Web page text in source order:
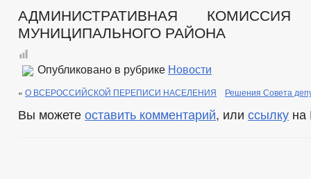
АДМИНИСТРАТИВНАЯ КОМИССИЯ
МУНИЦИПАЛЬНОГО РАЙОНА
Опубликовано в рубрике Новости
« О ВСЕРОССИЙСКОЙ ПЕРЕПИСИ НАСЕЛЕНИЯ Решения Совета
Вы можете оставить комментарий, или ссылку на